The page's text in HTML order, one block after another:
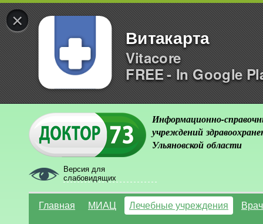
×
Витакарта
Vitacore
FREE - In Google
Версия для
слабовидящих
Информационно-
учреждений
Ульяновской области
Главная МИАЦ Лечебные учреждения